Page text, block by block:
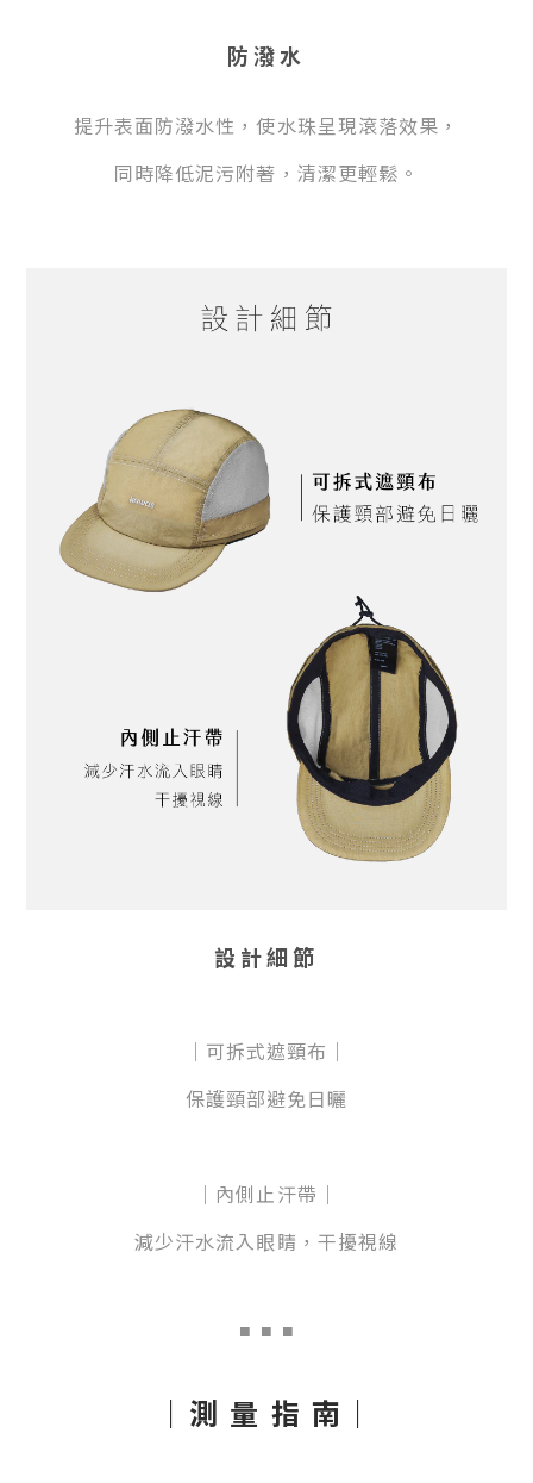
防潑水
提升表面防潑水性，使水珠呈現滾落效果，
同時降低泥污附著，清潔更輕鬆。
設計細節
｜可拆式遮頸布｜
保護頸部避免日曬
｜ 內側止汗帶 ｜
減少汗水流入眼睛，干擾視線
■ ■ ■
｜測 量 指 南｜